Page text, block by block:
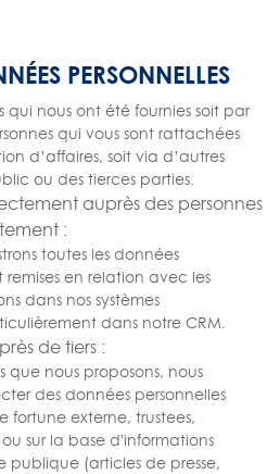
PERSONNELLES
qui nous ont été fournies soit par
qui vous sont rattachées
d’affaires, soit via d’autres
ou des tierces parties.
auprès des personnes
:
toutes les données
remises en relation avec les
dans nos systèmes
dans notre CRM.
de tiers :
que nous proposons, nous
des données personnelles
fortune externe, trustees,
sur la base d'informations
publique (articles de presse,